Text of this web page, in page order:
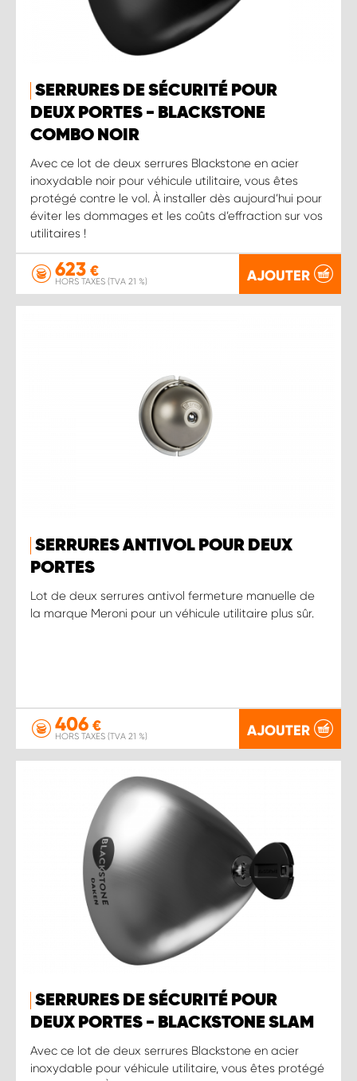
SERRURES DE SÉCURITÉ POUR
DEUX PORTES - BLACKSTONE
COMBO NOIR
Avec ce lot de deux serrures Blackstone en acier
inoxydable noir pour véhicule utilitaire, vous êtes
protégé contre le vol. À installer dès aujourd’hui pour
éviter les dommages et les coûts d’effraction sur vos
utilitaires !
623 €
HORS TAXES (TVA 21 %) AJOUTER
SERRURES ANTIVOL POUR DEUX
PORTES
Lot de deux serrures antivol fermeture manuelle de
la marque Meroni pour un véhicule utilitaire plus sûr.
406 €
HORS TAXES (TVA 21 %) AJOUTER
SERRURES DE SÉCURITÉ POUR
DEUX PORTES - BLACKSTONE SLAM
Avec ce lot de deux serrures Blackstone en acier
inoxydable pour véhicule utilitaire, vous êtes protégé